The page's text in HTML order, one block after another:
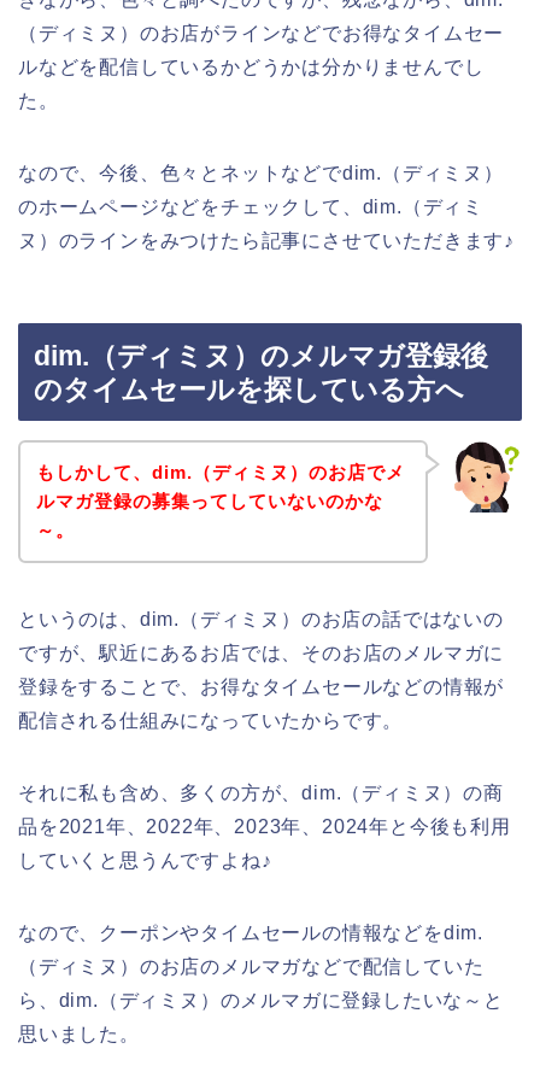
（ディミヌ）のお店がラインなどでお得なタイムセー
ルなどを配信しているかどうかは分かりませんでし
た。
なので、今後、色々とネットなどでdim.（ディミヌ）
のホームページなどをチェックして、dim.（ディミ
ヌ）のラインをみつけたら記事にさせていただきます♪
dim.（ディミヌ）のメルマガ登録後
のタイムセールを探している方へ
もしかして、dim.（ディミヌ）のお店でメ
ルマガ登録の募集ってしていないのかな
～。
というのは、dim.（ディミヌ）のお店の話ではないの
ですが、駅近にあるお店では、そのお店のメルマガに
登録をすることで、お得なタイムセールなどの情報が
配信される仕組みになっていたからです。
それに私も含め、多くの方が、dim.（ディミヌ）の商
品を2021年、2022年、2023年、2024年と今後も利用
していくと思うんですよね♪
なので、クーポンやタイムセールの情報などをdim.
（ディミヌ）のお店のメルマガなどで配信していた
ら、dim.（ディミヌ）のメルマガに登録したいな～と
思いました。